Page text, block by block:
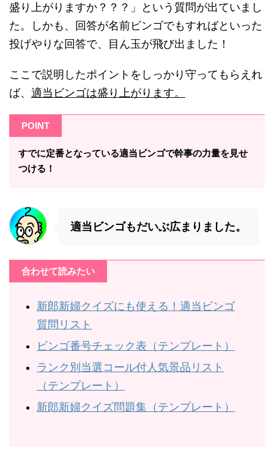
盛り上がりますか？？？」という質問が出ていまし
た。しかも、回答が名前ビンゴでもすればといった
投げやりな回答で、目ん玉が飛び出ました！
ここで説明したポイントをしっかり守ってもらえれ
ば、 適当ビンゴは盛り上がります。
POINT
すでに定番となっている適当ビンゴで幹事の力量を見せ
つける！
適当ビンゴもだいぶ広まりました。
合わせて読みたい
新郎新婦クイズにも使える！適当ビンゴ
質問リスト
ビンゴ番号チェック表（テンプレート）
ランク別当選コール付人気景品リスト
（テンプレート）
新郎新婦クイズ問題集（テンプレート）